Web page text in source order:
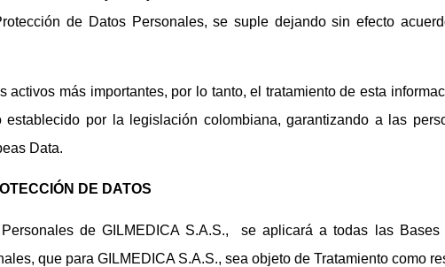
de Datos Personales, se suple dejando sin efecto
activos más importantes, por lo tanto, el tratamiento de esta
por la legislación colombiana, garantizando a las
Data.
DE DATOS
de GILMEDICA S.A.S., se aplicará a todas las
que para GILMEDICA S.A.S., sea objeto de Tratamiento como